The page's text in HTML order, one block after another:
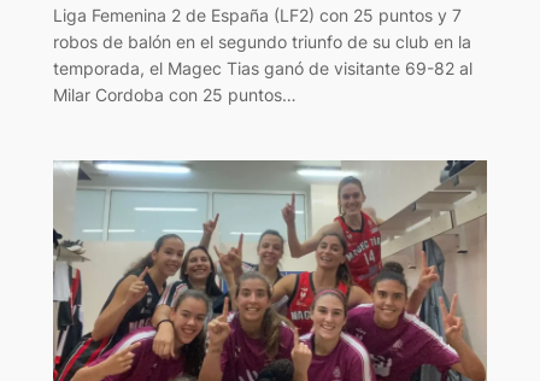
Liga Femenina 2 de España (LF2) con 25 puntos y 7
robos de balón en el segundo triunfo de su club en la
temporada, el Magec Tias ganó de visitante 69-82 al
Milar Cordoba con 25 puntos…